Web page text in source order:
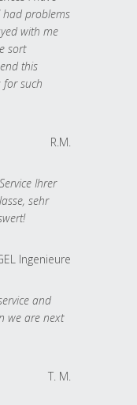
had problems
with me
sort
this
for such
R.M.
Ihrer
sehr
Ingenieure
and
we are next
T. M.